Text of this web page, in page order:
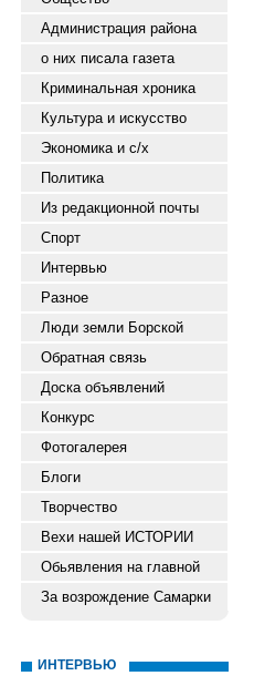
Администрация района
о них писала газета
Криминальная хроника
Культура и искусство
Экономика и с/х
Политика
Из редакционной почты
Спорт
Интервью
Разное
Люди земли Борской
Обратная связь
Доска объявлений
Конкурс
Фотогалерея
Блоги
Творчество
Вехи нашей ИСТОРИИ
Обьявления на главной
За возрождение Самарки
ИНТЕРВЬЮ